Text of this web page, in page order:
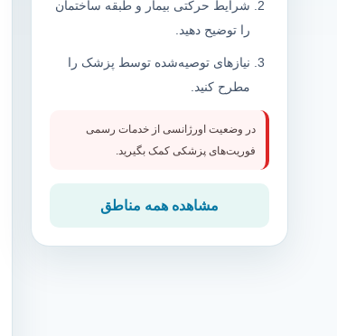
شرایط حرکتی بیمار و طبقه ساختمان
را توضیح دهید.
نیازهای توصیه‌شده توسط پزشک را
مطرح کنید.
در وضعیت اورژانسی از خدمات رسمی
فوریت‌های پزشکی کمک بگیرید.
مشاهده همه مناطق